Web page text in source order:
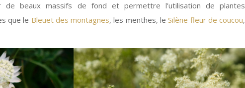
de beaux massifs de fond et permettre l’utilisation de plantes
que le Bleuet des montagnes, les menthes, leSilène fleur de coucou,